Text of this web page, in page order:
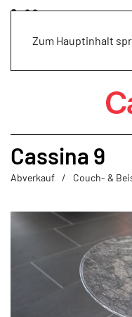
Zum Hauptinhalt
Cassina 9
Abverkauf Couch- &